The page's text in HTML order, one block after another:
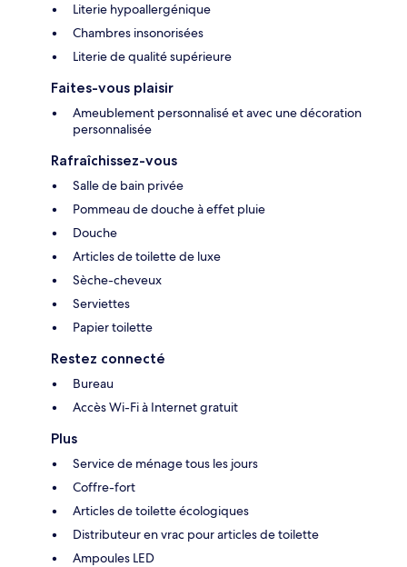
Literie hypoallergénique
Chambres insonorisées
Literie de qualité supérieure
Faites-vous plaisir
Ameublement personnalisé et avec une décoration
personnalisée
Rafraîchissez-vous
Salle de bain privée
Pommeau de douche à effet pluie
Douche
Articles de toilette de luxe
Sèche-cheveux
Serviettes
Papier toilette
Restez connecté
Bureau
Accès Wi-Fi à Internet gratuit
Plus
Service de ménage tous les jours
Coffre-fort
Articles de toilette écologiques
Distributeur en vrac pour articles de toilette
Ampoules LED